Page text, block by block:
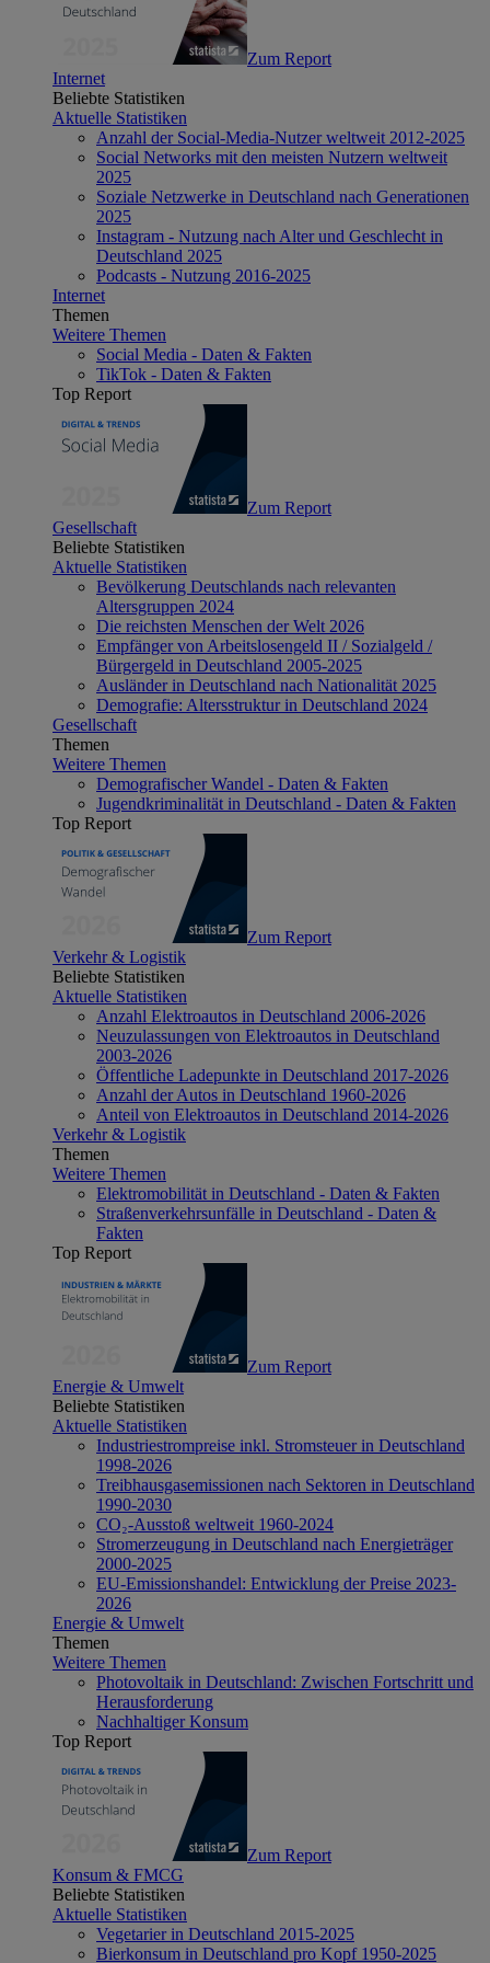
Zum Report
Internet
Beliebte Statistiken
Aktuelle Statistiken
Anzahl der Social-Media-Nutzer weltweit 2012-2025
Social Networks mit den meisten Nutzern weltweit
2025
Soziale Netzwerke in Deutschland nach Generationen
2025
Instagram - Nutzung nach Alter und Geschlecht in
Deutschland 2025
Podcasts - Nutzung 2016-2025
Internet
Themen
Weitere Themen
Social Media - Daten & Fakten
TikTok - Daten & Fakten
Top Report
Zum Report
Gesellschaft
Beliebte Statistiken
Aktuelle Statistiken
Bevölkerung Deutschlands nach relevanten
Altersgruppen 2024
Die reichsten Menschen der Welt 2026
Empfänger von Arbeitslosengeld II / Sozialgeld /
Bürgergeld in Deutschland 2005-2025
Ausländer in Deutschland nach Nationalität 2025
Demografie: Altersstruktur in Deutschland 2024
Gesellschaft
Themen
Weitere Themen
Demografischer Wandel - Daten & Fakten
Jugendkriminalität in Deutschland - Daten & Fakten
Top Report
Zum Report
Verkehr & Logistik
Beliebte Statistiken
Aktuelle Statistiken
Anzahl Elektroautos in Deutschland 2006-2026
Neuzulassungen von Elektroautos in Deutschland
2003-2026
Öffentliche Ladepunkte in Deutschland 2017-2026
Anzahl der Autos in Deutschland 1960-2026
Anteil von Elektroautos in Deutschland 2014-2026
Verkehr & Logistik
Themen
Weitere Themen
Elektromobilität in Deutschland - Daten & Fakten
Straßenverkehrsunfälle in Deutschland - Daten &
Fakten
Top Report
Zum Report
Energie & Umwelt
Beliebte Statistiken
Aktuelle Statistiken
Industriestrompreise inkl. Stromsteuer in Deutschland
1998-2026
Treibhausgasemissionen nach Sektoren in Deutschland
1990-2030
CO₂-Ausstoß weltweit 1960-2024
Stromerzeugung in Deutschland nach Energieträger
2000-2025
EU-Emissionshandel: Entwicklung der Preise 2023-
2026
Energie & Umwelt
Themen
Weitere Themen
Photovoltaik in Deutschland: Zwischen Fortschritt und
Herausforderung
Nachhaltiger Konsum
Top Report
Zum Report
Konsum & FMCG
Beliebte Statistiken
Aktuelle Statistiken
Vegetarier in Deutschland 2015-2025
Bierkonsum in Deutschland pro Kopf 1950-2025